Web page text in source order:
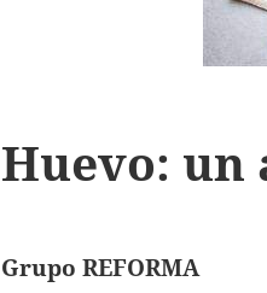
Huevo: un
Grupo REFORMA